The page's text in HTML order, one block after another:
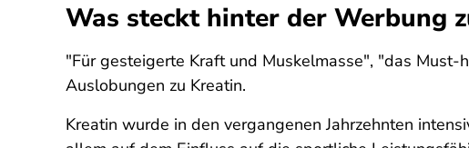
Was steckt hinter der Werbung
"Für gesteigerte Kraft und Muskelmasse", "das
Auslobungen zu Kreatin.
Kreatin wurde in den vergangenen Jahrzehnten